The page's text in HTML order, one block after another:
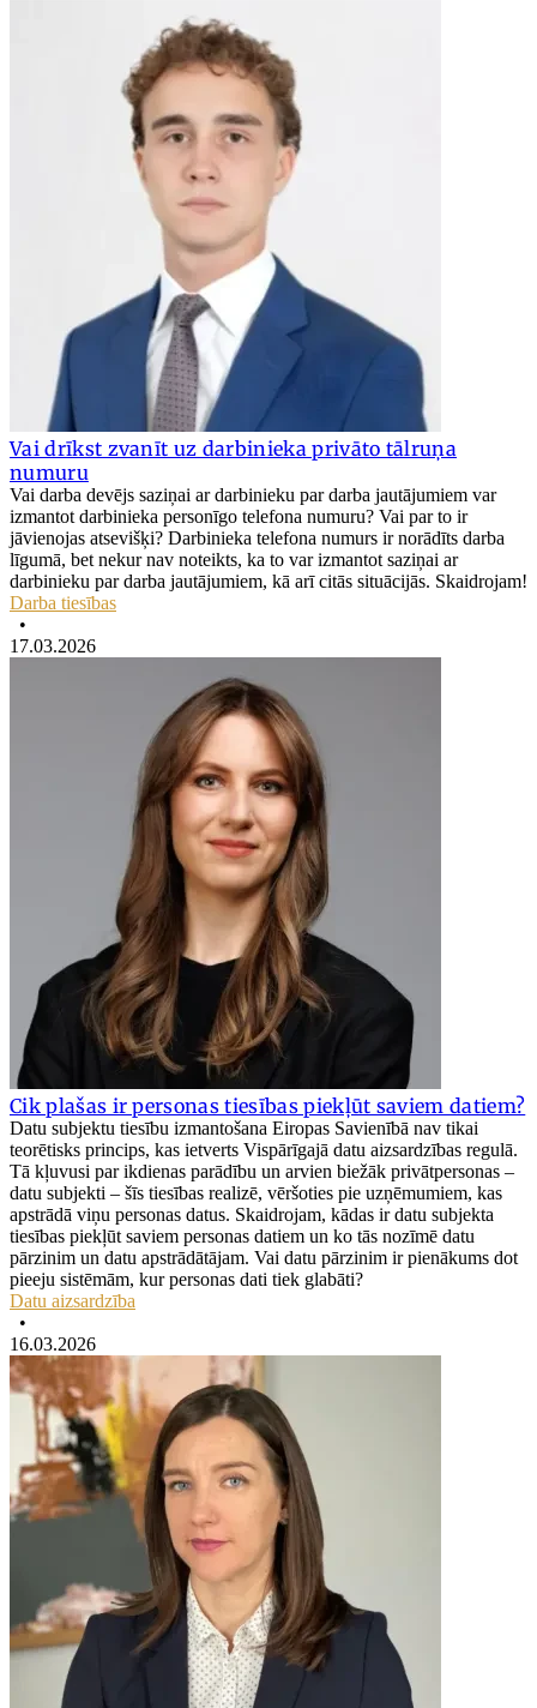
Vai drīkst zvanīt uz darbinieka privāto tālruņa
numuru
Vai darba devējs saziņai ar darbinieku par darba jautājumiem var
izmantot darbinieka personīgo telefona numuru? Vai par to ir
jāvienojas atsevišķi? Darbinieka telefona numurs ir norādīts darba
līgumā, bet nekur nav noteikts, ka to var izmantot saziņai ar
darbinieku par darba jautājumiem, kā arī citās situācijās. Skaidrojam!
Darba tiesības
•
17.03.2026
Cik plašas ir personas tiesības piekļūt saviem datiem?
Datu subjektu tiesību izmantošana Eiropas Savienībā nav tikai
teorētisks princips, kas ietverts Vispārīgajā datu aizsardzības regulā.
Tā kļuvusi par ikdienas parādību un arvien biežāk privātpersonas –
datu subjekti – šīs tiesības realizē, vēršoties pie uzņēmumiem, kas
apstrādā viņu personas datus. Skaidrojam, kādas ir datu subjekta
tiesības piekļūt saviem personas datiem un ko tās nozīmē datu
pārzinim un datu apstrādātājam. Vai datu pārzinim ir pienākums dot
pieeju sistēmām, kur personas dati tiek glabāti?
Datu aizsardzība
•
16.03.2026